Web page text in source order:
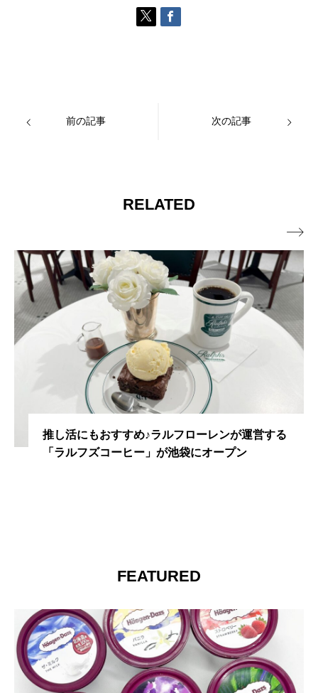
前の記事 次の記事
RELATED
推し活にもおすすめ♪ラルフローレンが運営する
「ラルフズコーヒー」が池袋にオープン

FEATURED